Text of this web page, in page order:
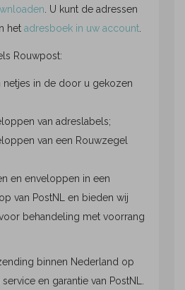
. U kunt de adressen
het adresboek in uw account
Rouwpost:
netjes in de door u gekozen
van adreslabels;
van een Rouwzegel
en enveloppen in een
van PostNL en bieden wij
behandeling met voorrang
binnen Nederland op
service en garantie van PostNL.